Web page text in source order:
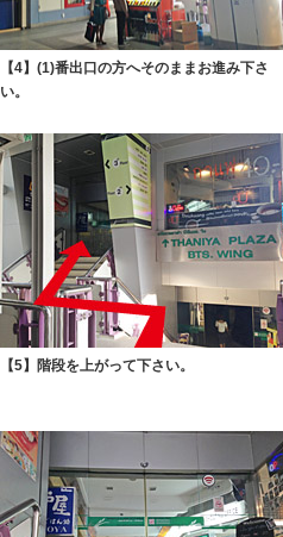
【4】(1)番出口の方へそのままお進み下さ
い。
【5】階段を上がって下さい。